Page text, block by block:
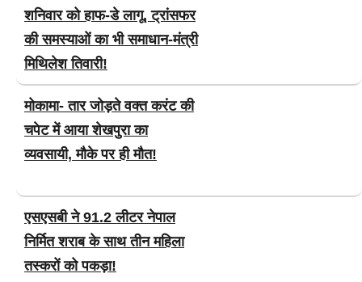
शनिवार को हाफ-डे लागू, ट्रांसफर
की समस्याओं का भी समाधान-मंत्री
मिथिलेश तिवारी!
मोकामा- तार जोड़ते वक्त करंट की
चपेट में आया शेखपुरा का
व्यवसायी, मौके पर ही मौत!
एसएसबी ने 91.2 लीटर नेपाल
निर्मित शराब के साथ तीन महिला
तस्करों को पकड़ा!